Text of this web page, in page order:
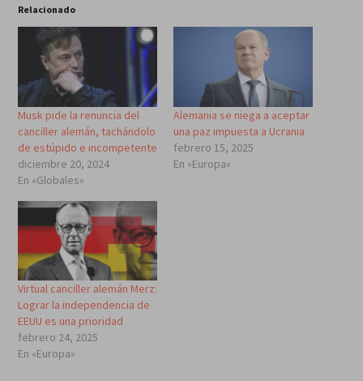
Relacionado
Musk pide la renuncia del
canciller alemán, tachándolo
de estúpido e incompetente
diciembre 20, 2024
En «Globales»
Alemania se niega a aceptar
una paz impuesta a Ucrania
febrero 15, 2025
En «Europa»
Virtual canciller alemán Merz:
Lograr la independencia de
EEUU es una prioridad
febrero 24, 2025
En «Europa»